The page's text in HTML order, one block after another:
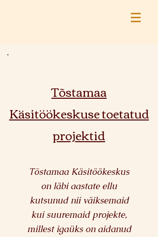
Tõstamaa
Käsitöökeskuse toetatud
projektid
Tõstamaa Käsitöökeskus
on läbi aastate ellu
kutsunud nii väiksemaid
kui suuremaid projekte,
millest igaüks on aidanud